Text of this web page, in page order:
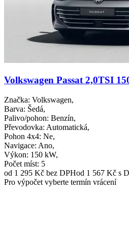
Volkswagen Passat 2,0TSI
Značka: Volkswagen,
Barva: Šedá,
Palivo/pohon: Benzín,
Převodovka: Automatická,
Pohon 4x4: Ne,
Navigace: Ano,
Výkon: 150 kW,
Počet míst: 5
od 1 295 Kč bez DPHod 1 567 Kč s
Pro výpočet vyberte termín vrácení